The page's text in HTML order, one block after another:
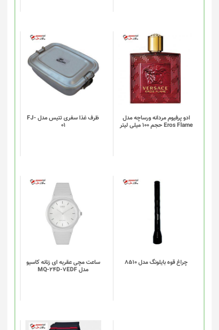
محصول
انتخاب
شوند
ادو پرفیوم مردانه ورساچه مدل
Eros Flame حجم 100 میلی لیتر
ظرف غذا سفری تتیس مدل FJ-
01
چراغ قوه بایلونگ مدل 8510
ساعت مچی عقربه ای زنانه کاسیو
مدل MQ-24D-7EDF